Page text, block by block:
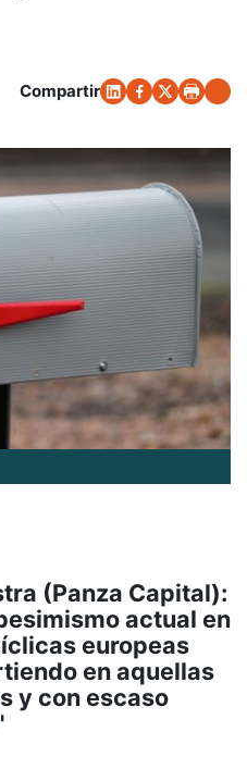
Compartir
(Panza Capital):
actual en
europeas
en aquellas
y con escaso